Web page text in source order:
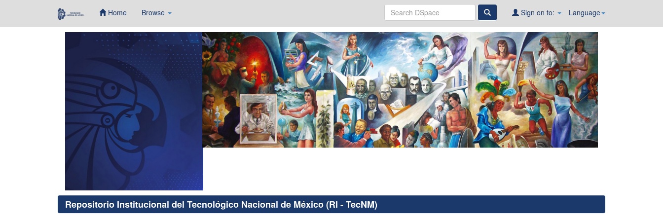
Home Browse Language
Sign on to:
Repositorio Institucional del Tecnológico Nacional de México (RI - TecNM)